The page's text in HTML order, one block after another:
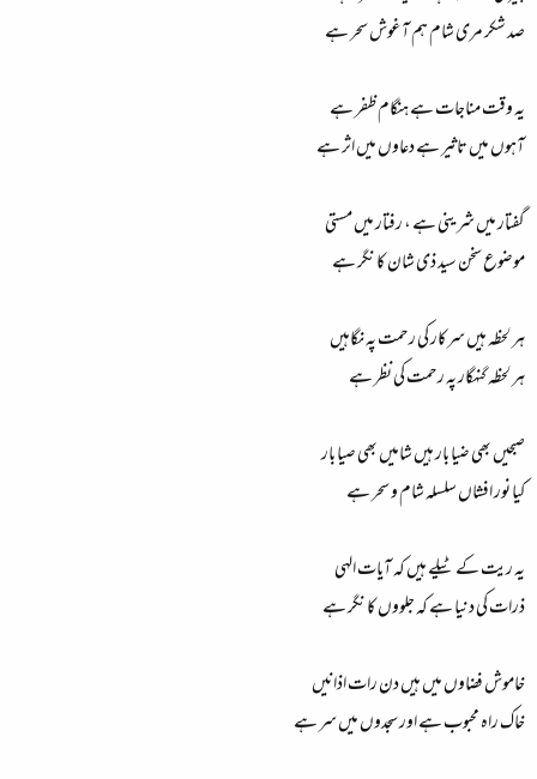
صد شکر مری شام ہم آغوش سحر ہے
یہ وقت مناجات ہے ہنگام ظفر ہے
آہوں میں تاثیر ہے دعاوں میں اثر ہے
گفتار میں شرینی ہے ، رفتار میں مستی
موضوع سخن سید ذی شان کا نگر ہے
ہر لحظہ ہیں سرکار کی رحمت پہ نگاہیں
ہر لحظہ گنہگار پہ رحمت کی نظر ہے
صبحیں بھی ضیا بار ہیں شامیں بھی صیا بار
کیا نور افشاں سلسلہ شام و سحر ہے
یہ ریت کے ٹیلے ہیں کہ آیات الہی
ذرات کی دنیا ہے کہ جلووں کا نگر ہے
خاموش فضاوں میں ہیں دن رات اذانیں
خاک راہ محبوب ہے اور سجدوں میں سر ہے